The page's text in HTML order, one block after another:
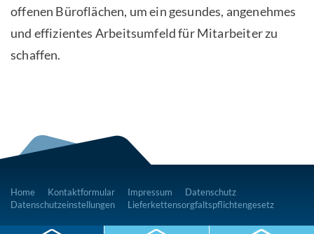
offenen Büroflächen, um ein gesundes, angenehmes
und effizientes Arbeitsumfeld für Mitarbeiter zu
schaffen.
Home Kontaktformular Impressum
Datenschutz
Datenschutzeinstellungen
Lieferkettensorgfaltspflichtengesetz